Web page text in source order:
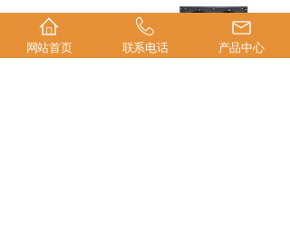
网站首页 联系电话 产品中心